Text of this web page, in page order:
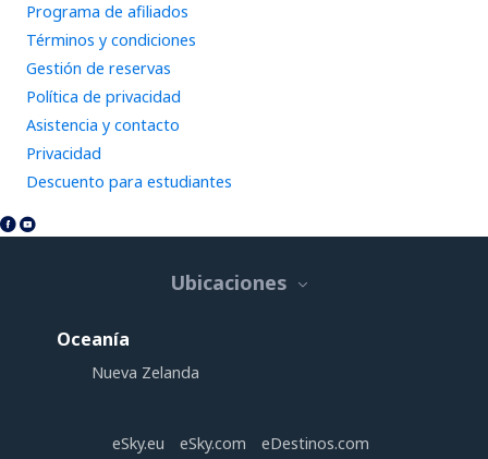
Programa de afiliados
Términos y condiciones
Gestión de reservas
Política de privacidad
Asistencia y contacto
Privacidad
Descuento para estudiantes
Ubicaciones
Oceanía
Nueva Zelanda
eSky.eu eSky.com eDestinos.com